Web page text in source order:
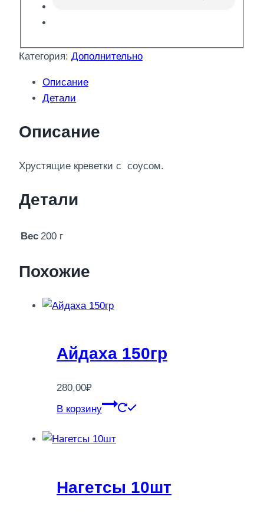
Категория: Дополнительно
Описание
Детали
Описание
Хрустящие креветки с соусом.
Детали
Вес 200 г
Похожие
Айдаха 150гр
280,00₽
В корзину
Нагетсы 10шт